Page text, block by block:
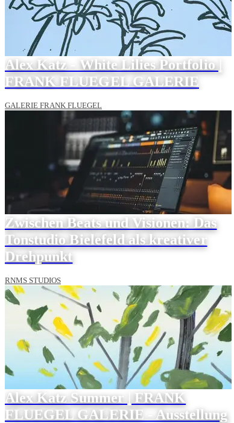
Alex Katz - White Lilies Portfolio |
FRANK FLUEGEL GALERIE
GALERIE FRANK FLUEGEL
Zwischen Beats und Visionen: Das
Tonstudio Bielefeld als kreativer
Drehpunkt
RNMS STUDIOS
Alex Katz Summer | FRANK
FLUEGEL GALERIE - Ausstellung